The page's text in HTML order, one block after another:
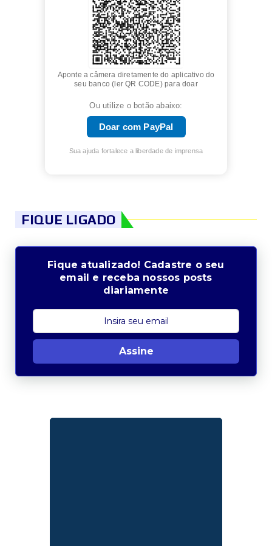
Aponte a câmera diretamente do aplicativo do
seu banco (ler QR CODE) para doar
Ou utilize o botão abaixo:
Doar com PayPal
Sua ajuda fortalece a liberdade de imprensa
FIQUE LIGADO
Fique atualizado! Cadastre o seu
email e receba nossos posts
diariamente
Assine